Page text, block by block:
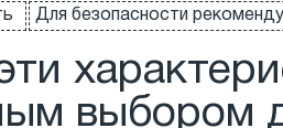
Для безопасности
выбором